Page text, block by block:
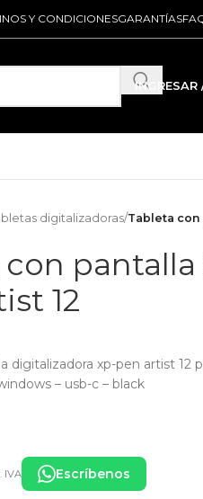
Y CONDICIONESGARANTÍAS
INGRESAR
digitalizadoras/Tableta con
pantalla
12
digitalizadora xp-pen artist 12
– usb-c – black
IVA Escríbenos